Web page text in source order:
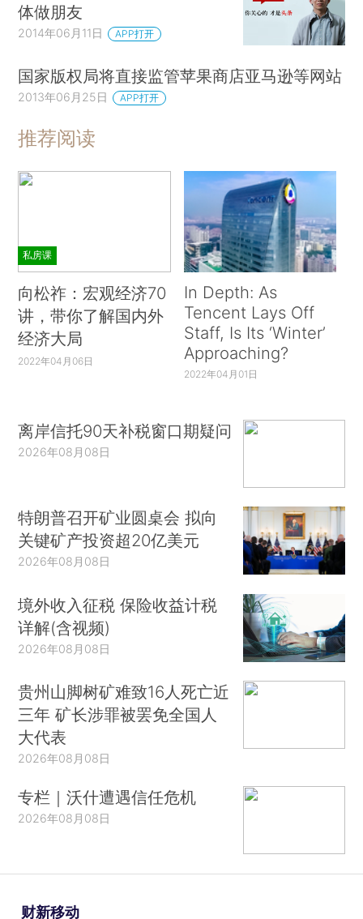
体做朋友
2014年06月11日 APP打开
国家版权局将直接监管苹果商店亚马逊等网站
2013年06月25日 APP打开
推荐阅读
私房课
向松祚：宏观经济70
讲，带你了解国内外
经济大局
2022年04月06日
In Depth: As
Tencent Lays Off
Staff, Is Its ‘Winter’
Approaching?
2022年04月01日
离岸信托90天补税窗口期疑问
2026年08月08日
特朗普召开矿业圆桌会 拟向
关键矿产投资超20亿美元
2026年08月08日
境外收入征税 保险收益计税
详解(含视频)
2026年08月08日
贵州山脚树矿难致16人死亡近
三年 矿长涉罪被罢免全国人
大代表
2026年08月08日
专栏｜沃什遭遇信任危机
2026年08月08日
财新移动